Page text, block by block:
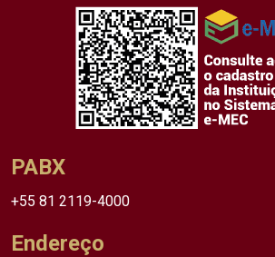
PABX
+55 81 2119-4000
Endereço